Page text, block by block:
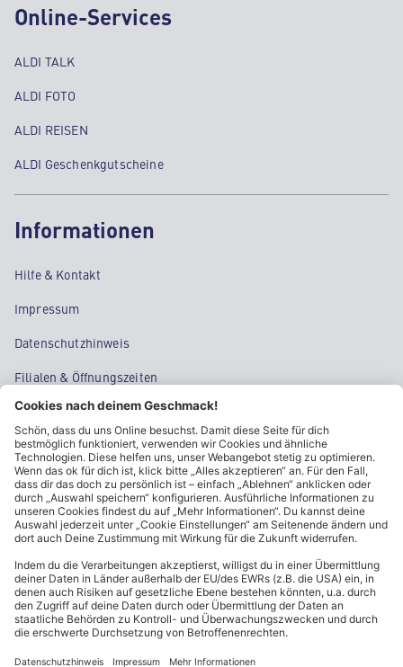
Online-Services
ALDI TALK
ALDI FOTO
ALDI REISEN
ALDI Geschenkgutscheine
Informationen
Hilfe & Kontakt
Impressum
Datenschutzhinweis
Filialen & Öffnungszeiten
Kontakt
Cookie-Einstellungen
Kundeninformationen
ALDI Nord folgen